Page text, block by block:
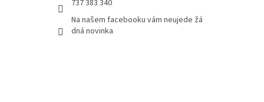
737 383 340
Na našem facebooku vám neujede žá
dná novinka